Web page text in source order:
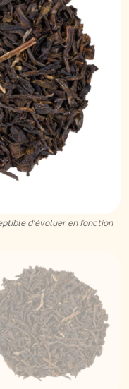
d'évoluer en fonction